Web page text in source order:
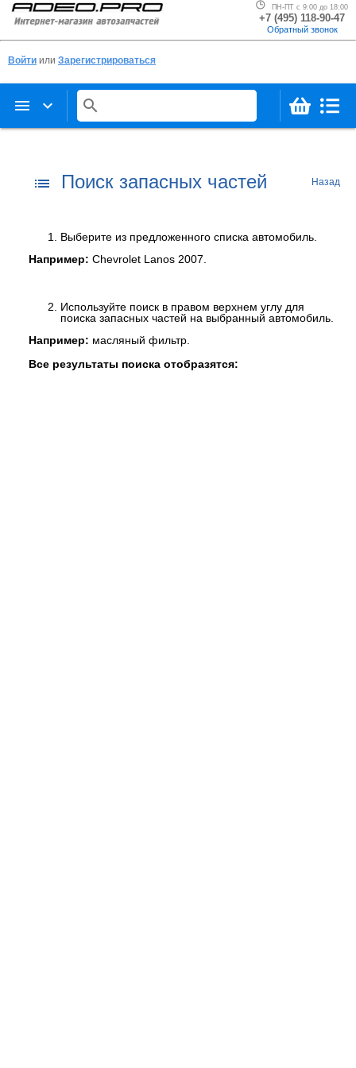
ПН-ПТ с 9:00 до 18:00
+7 (495) 118-90-47
Обратный звонок
Войти или Зарегистрироваться
menu keyboard_arrow_down search
list Поиск запасных частей Назад
Выберите из предложенного списка автомобиль.
Например: Chevrolet Lanos 2007.
Используйте поиск в правом верхнем углу для
поиска запасных частей на выбранный автомобиль.
Например: масляный фильтр.
Все результаты поиска отобразятся: